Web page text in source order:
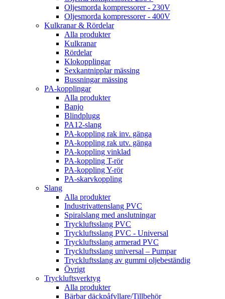
Oljesmorda kompressorer - 230V
Oljesmorda kompressorer - 400V
Kulkranar & Rördelar
Alla produkter
Kulkranar
Rördelar
Klokopplingar
Sexkantnipplar mässing
Bussningar mässing
PA-kopplingar
Alla produkter
Banjo
Blindplugg
PA12-slang
PA-koppling rak inv. gänga
PA-koppling rak utv. gänga
PA-koppling vinklad
PA-koppling T-rör
PA-koppling Y-rör
PA-skarvkoppling
Slang
Alla produkter
Industrivattenslang PVC
Spiralslang med anslutningar
Tryckluftsslang PVC
Tryckluftsslang PVC - Universal
Tryckluftsslang armerad PVC
Tryckluftsslang universal – Pumpar
Tryckluftsslang av gummi oljebeständig
Övrigt
Tryckluftsverktyg
Alla produkter
Bärbar däckpåfyllare/Tillbehör